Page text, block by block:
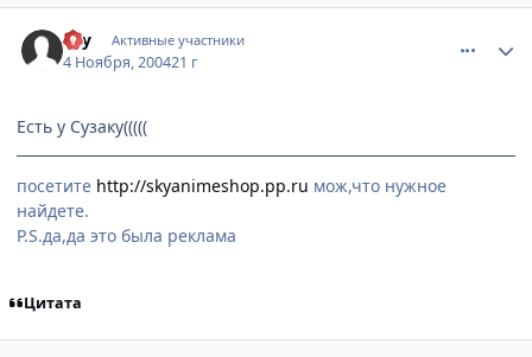
sky Активные участники
4 Ноября, 200421 г
Есть у Сузаку(((((
посетите http://skyanimeshop.pp.ru мож,что нужное
найдете.
P.S.да,да это была реклама
Цитата